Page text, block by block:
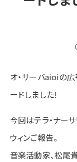
オ・サーバaioiの広
ードしました!
今回はテラ・ナー
ウィンご報告。
音楽活動家、松尾